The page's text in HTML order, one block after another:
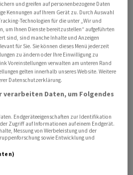
⁠solle so verändert
‌gesetzt würden,
So ​solle die
an die individuelle Leistung
sollen Anreize für
werden. Zudem solle ein neues
werden. Ferner solle die
reduziert werden.
sollen es
bei Volkswagen
eine
in ​der ​ein
und greifen auf personenbezogene Daten
Kennungen auf Ihrem Gerät zu. Durch Auswahl
Technologien für die unter „Wir und
um Ihnen Dienste bereitzustellen“ aufgeführten
sind, sind manche Inhalte und Anzeigen
für Sie. Sie können dieses Menü jederzeit
zu ändern oder Ihre Einwilligung zu
Voreinstellungen verwalten am unteren Rand
gelten innerhalb unseres Website. Weitere
Datenschutzerklärung.
verarbeiten Daten, um Folgendes
Endgeräteeigenschaften zur Identifikation
Zugriff auf Informationen auf einem Endgerät.
Messung von Werbeleistung und der
sowie Entwicklung und